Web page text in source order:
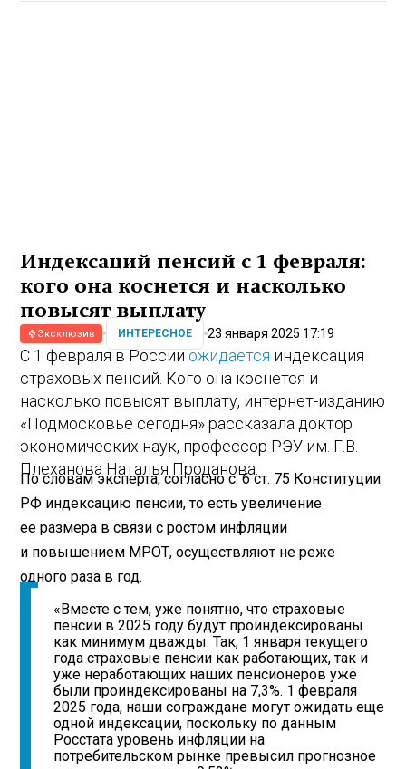
Индексаций пенсий с 1 февраля:
кого она коснется и насколько
повысят выплату
Эксклюзив ИНТЕРЕСНОЕ 23 января 2025 17:19
С 1 февраля в Россииожидается индексация
страховых пенсий. Кого она коснется и
насколько повысят выплату, интернет-изданию
«Подмосковье сегодня» рассказала доктор
экономических наук, профессор РЭУ им. Г.В.
Плеханова Наталья Проданова.
По словам эксперта, согласно с. 6 ст. 75 Конституции
РФ индексацию пенсии, то есть увеличение
ее размера в связи с ростом инфляции
и повышением МРОТ, осуществляют не реже
одного раза в год.
«Вместе с тем, уже понятно, что страховые
пенсии в 2025 году будут проиндексированы
как минимум дважды. Так, 1 января текущего
года страховые пенсии как работающих, так и
уже неработающих наших пенсионеров уже
были проиндексированы на 7,3%. 1 февраля
2025 года, наши сограждане могут ожидать еще
одной индексации, поскольку по данным
Росстата уровень инфляции на
потребительском рынке превысил прогнозное